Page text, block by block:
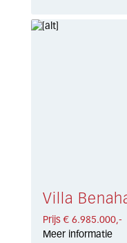
Villa
Prijs € 6.985.000,-
Meer informatie